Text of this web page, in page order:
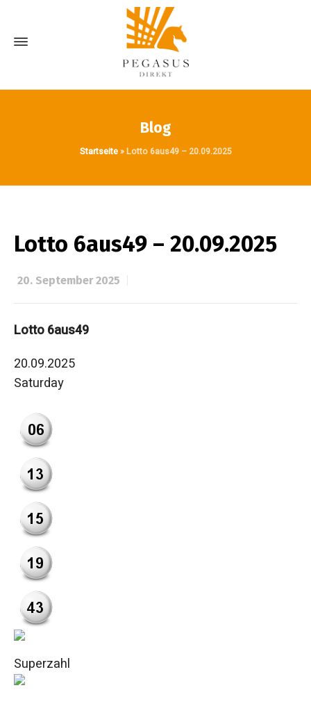
Blog
Startseite»Lotto 6aus49 – 20.09.2025
Lotto 6aus49 – 20.09.2025
20. September 2025
Lotto 6aus49
20.09.2025
Saturday
Superzahl